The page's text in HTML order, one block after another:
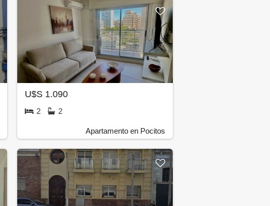
U$S 1.090
2 2
Apartamento en Pocitos